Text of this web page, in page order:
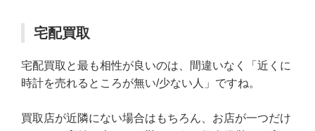
宅配買取
宅配買取と最も相性が良いのは、間違いなく「近くに
時計を売れるところが無い/少ない人」ですね。
買取店が近隣にない場合はもちろん、お店が一つだけ